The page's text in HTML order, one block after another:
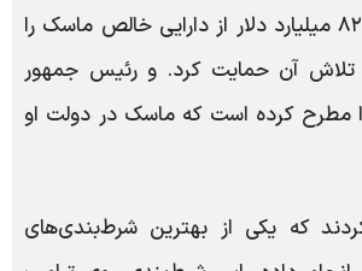
اسپیس ایکس که ۸۲ میلیارد دلار از دارایی خالص ماسک را
آن حمایت کرد. و رئیس جمهور
مطرح کرده است که ماسک در دولت او
که یکی از بهترین شرط‌بندی‌های